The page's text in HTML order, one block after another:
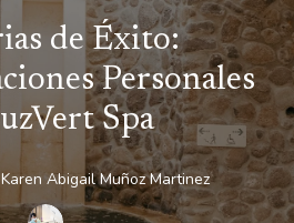
de Éxito:
Personales
Spa
Karen Abigail Muñoz Martinez